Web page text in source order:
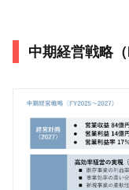
中期経営戦略